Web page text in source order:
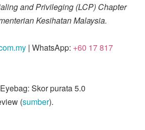
and Privileging (LCP) Chapter
Kesihatan Malaysia.
| WhatsApp: +60 17 817
Skor purata 5.0
(sumber).